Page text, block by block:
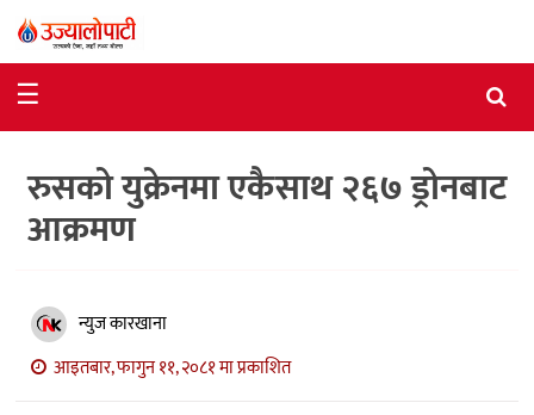
राजनीति
विशेष
आर्थिक
अन्तर्वार्ता
मनोरञ्जन
☰
रुसको युक्रेनमा एकैसाथ २६७ ड्रोनबाट
आक्रमण
न्युज कारखाना
आइतबार, फागुन ११, २०८१ मा प्रकाशित